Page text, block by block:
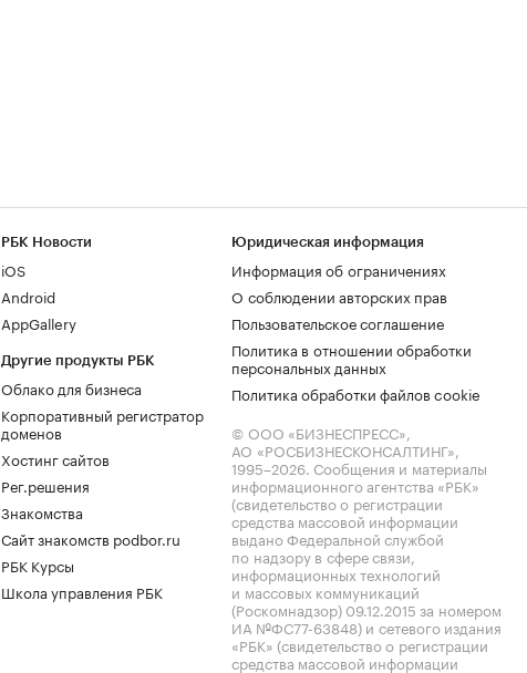
РБК Новости
iOS
Android
AppGallery
Другие продукты РБК
Облако для бизнеса
Корпоративный регистратор
доменов
Хостинг сайтов
Рег.решения
Знакомства
Сайт знакомств podbor.ru
РБК Курсы
Школа управления РБК
Юридическая информация
Информация об ограничениях
О соблюдении авторских прав
Пользовательское соглашение
Политика в отношении обработки
персональных данных
Политика обработки файлов cookie
© ООО «БИЗНЕСПРЕСС»,
АО «РОСБИЗНЕСКОНСАЛТИНГ»,
1995–2026. Сообщения и материалы
информационного агентства «РБК»
(свидетельство о регистрации
средства массовой информации
выдано Федеральной службой
по надзору в сфере связи,
информационных технологий
и массовых коммуникаций
(Роскомнадзор) 09.12.2015 за номером
ИА №ФС77-63848) и сетевого издания
«РБК» (свидетельство о регистрации
средства массовой информации